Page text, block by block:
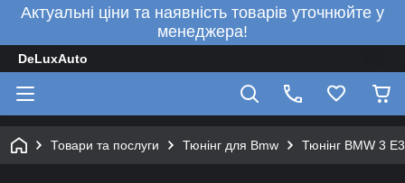
Актуальні ціни та наявність товарів уточнюйте у
менеджера!
DeLuxAuto
Товари та послуги Тюнінг для Bmw Тюнінг BMW 3